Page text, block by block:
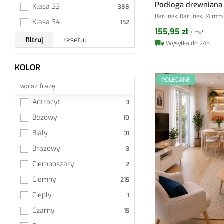
Swiss Krono Platinium
Unilin
Vilo
VinCore
VOX
Weitzer Parkett
Windmöller
YUTRA
Amaron Chevron
Amaron Forma
Amaron Herringbone
Amaron Wood
Amaron Wood Acoustic
Amaron Wood EIR
Amaron Wood EIR Acoustic
AQSTO
Arbiton
Arbiton LVT
Artisan
AURUM HERRINGBONE Aqua
Zero 72h
Klasa 33
Klasa 34
filtruj
resetuj
KOLOR
Antracyt
Beżowy
Biały
Brązowy
Ciemnoszary
Ciemny
Ciepły
Czarny
Podłoga
Barlinek, Barlinek, 14 mm
155,95 zł / m2
Wysyłka do 24h
POLECANE